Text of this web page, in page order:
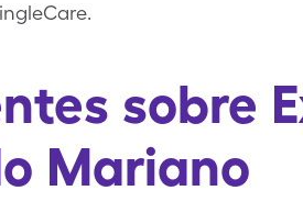
sobre
Mariano